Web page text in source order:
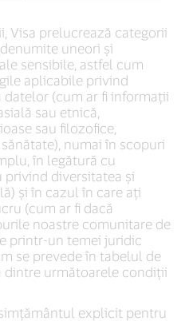
Visa prelucrează categorii
uneori și
sensibile, astfel cum
aplicabile privind
(cum ar fi informații
sau etnică,
sau filozofice,
numai în scopuri
în legătură cu
diversitatea și
și în cazul în care ați
(cum ar fi dacă
noastre comunitare de
printr-un temei juridic
se prevede în tabelul de
dintre următoarele condiții
explicit pentru